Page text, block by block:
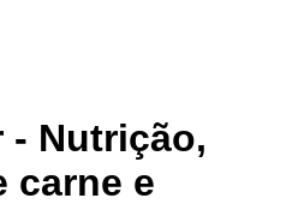
- Nutrição,
carne e